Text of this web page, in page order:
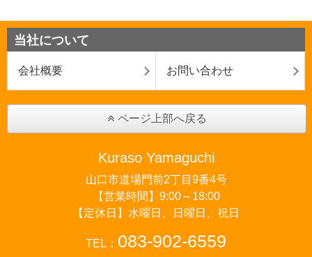
当社について
会社概要 お問い合わせ
ページ上部へ戻る
Kuraso Yamaguchi
山口市道場門前2丁目9番4号
【営業時間】9:00～18:00
【定休日】水曜日、日曜日、祝日
TEL： 083-902-6559